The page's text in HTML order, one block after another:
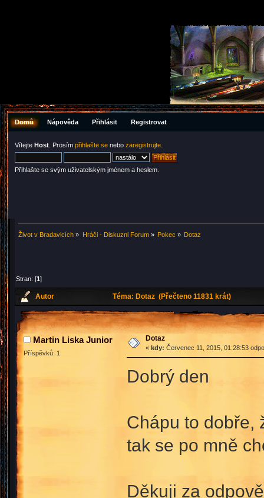
Domů Nápověda Přihlásit Registrovat
Vítejte Host . Prosím přihlašte se nebo zaregistrujte
Přihlašte se svým uživatelským jménem a heslem.
Život v Bradavicích » Hráči - Diskuzni Forum» Pokec » Dotaz
Stran: [1]
Autor Téma: Dotaz (Přečteno 11831 krát)
Martin Liska Junior
Příspěvků: 1
Dotaz
« kdy: Červenec 11, 2015, 01:28:53
Dobrý den
Chápu to dobře,
tak se po mně
Děkuji za